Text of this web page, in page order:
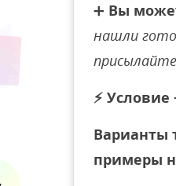
➕ Вы
нашли
⚡ Условие
Варианты
примеры